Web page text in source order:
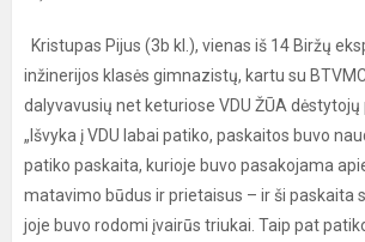
Kristupas Pijus (3b kl.), vienas iš 14 Biržų
inžinerijos klasės gimnazistų, kartu su
dalyvavusių net keturiose VDU ŽŪA dėstytojų
„Išvyka į VDU labai patiko, paskaitos buvo
patiko paskaita, kurioje buvo pasakojama
matavimo būdus ir prietaisus – ir ši paskaita
joje buvo rodomi įvairūs triukai. Taip pat